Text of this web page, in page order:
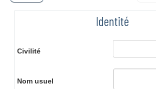
Identité
Civilité
Nom usuel